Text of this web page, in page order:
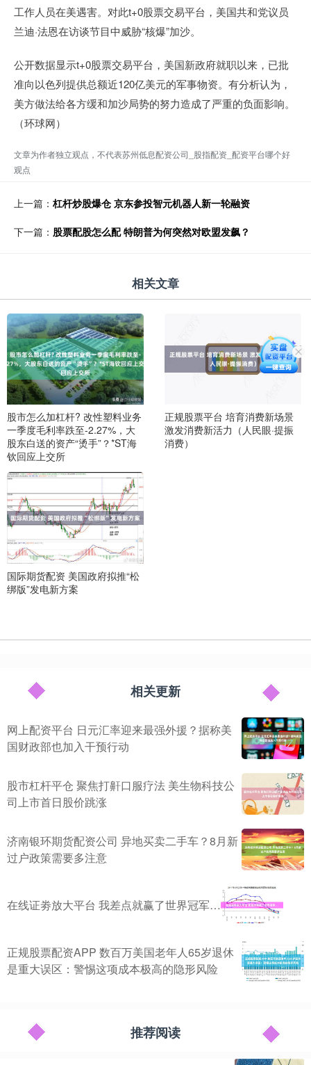
工作人员在美遇害。对此t+0股票交易平台，美国共和党议员
兰迪·法恩在访谈节目中威胁“核爆”加沙。
公开数据显示t+0股票交易平台，美国新政府就职以来，已批
准向以色列提供总额近120亿美元的军事物资。有分析认为，
美方做法给各方缓和加沙局势的努力造成了严重的负面影响。
（环球网）
文章为作者独立观点，不代表苏州低息配资公司_股指配资_配资平台哪个好
观点
上一篇： 杠杆炒股爆仓 京东参投智元机器人新一轮融资
下一篇： 股票配股怎么配 特朗普为何突然对欧盟发飙？
相关文章
股市怎么加杠杆? 改性塑料业务
一季度毛利率跌至-2.27%，大
股东白送的资产“烫手”？*ST海
钦回应上交所
正规股票平台 培育消费新场景
激发消费新活力（人民眼·提振
消费）
国际期货配资 美国政府拟推“松
绑版”发电新方案
相关更新
网上配资平台 日元汇率迎来最强外援？据称美
国财政部也加入干预行动
股市杠杆平仓 聚焦打鼾口服疗法 美生物科技公
司上市首日股价跳涨
济南银环期货配资公司 异地买卖二手车？8月新
过户政策需要多注意
在线证劵放大平台 我差点就赢了世界冠军…
正规股票配资APP 数百万美国老年人65岁退休
是重大误区：警惕这项成本极高的隐形风险
推荐阅读